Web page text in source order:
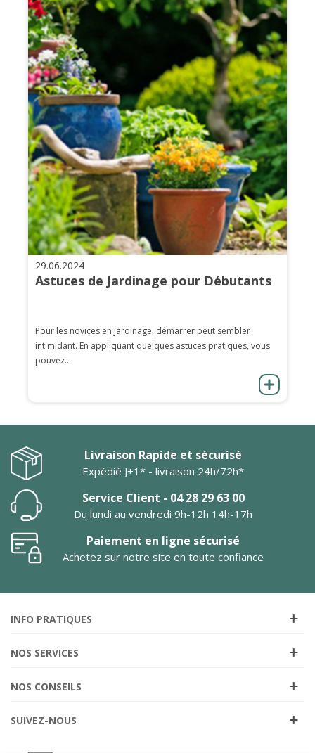
29.06.2024
Astuces de Jardinage pour Débutants
Pour les novices en jardinage, démarrer peut sembler
intimidant. En appliquant quelques astuces pratiques, vous
pouvez...
Livraison Rapide et sécurisé
Expédié J+1* - livraison 24h/72h*
Service Client - 04 28 29 63 00
Du lundi au vendredi 9h-12h 14h-17h
Paiement en ligne sécurisé
Achetez sur notre site en toute confiance
INFO PRATIQUES
NOS SERVICES
NOS CONSEILS
SUIVEZ-NOUS